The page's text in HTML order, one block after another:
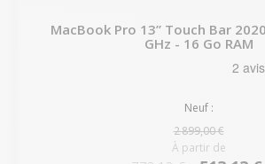
MacBook Pro 13” Touch Bar
GHz - 16 Go RAM
Neuf :
2 899,00 €
À partir de